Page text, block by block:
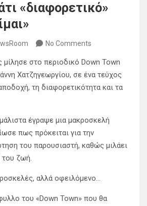
«διαφορετικό»
No Comments
στο περιοδικό Down Town
Χατζηγεωργίου, σε ένα τεύχος
τη διαφορετικότητα και τα
έγραψε μια μακροσκελή
πως πρόκειται για την
του παρουσιαστή, καθώς μιλάει
του ζωή.
αλλά οφειλόμενο…
του «Down Town» που θα